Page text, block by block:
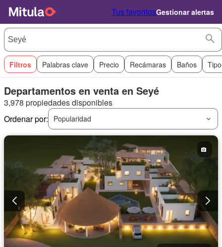
Tus favoritosGestionar alertas
Filtros Palabras clave Precio Recámaras Baños
Departamentos en venta en Seyé
3,978 propiedades disponibles
Ordenar por:
Popularidad